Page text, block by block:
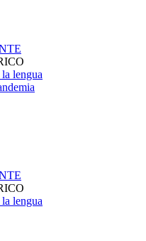
lengua
lengua